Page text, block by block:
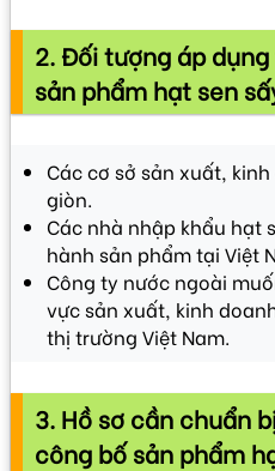
2. Đối tượng áp
sản phẩm hạt sen
Các cơ sở sản xuất,
giòn.
Các nhà nhập khẩu hạt
hành sản phẩm tại Việt
Công ty nước ngoài
vực sản xuất, kinh
thị trường Việt Nam.
3. Hồ sơ cần chuẩn
công bố sản phẩm